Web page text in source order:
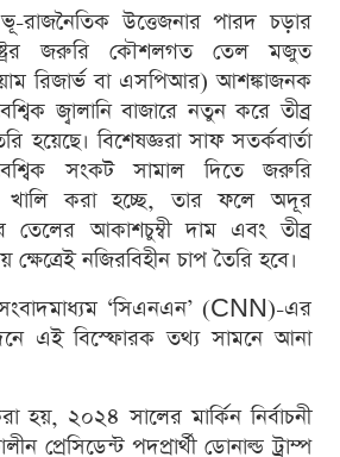
ভূ-রাজনৈতিক উত্তেজনার পারদ চড়ার
জরুরি কৌশলগত তেল মজুত
রিজার্ভ বা এসপিআর) আশঙ্কাজনক
জ্বালানি বাজারে নতুন করে তীব্র
হয়েছে। বিশেষজ্ঞরা সাফ সতর্কবার্তা
বৈশ্বিক সংকট সামাল দিতে জরুরি
খালি করা হচ্ছে, তার ফলে অদূর
তেলের আকাশচুম্বী দাম এবং তীব্র
নজিরবিহীন চাপ তৈরি হবে।
‘সিএনএন’ (CNN)-এর
এই বিস্ফোরক তথ্য সামনে আনা
হয়, ২০২৪ সালের মার্কিন নির্বাচনী
প্রেসিডেন্ট পদপ্রার্থী ডোনাল্ড ট্রাম্প